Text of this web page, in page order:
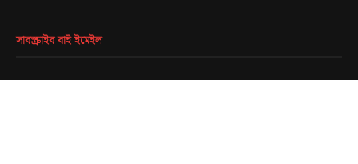
সাবস্ক্রাইব বাই ইমেইল